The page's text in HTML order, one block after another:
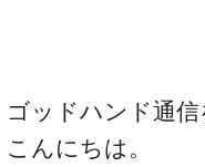
ゴッドハンド通
こんにちは。